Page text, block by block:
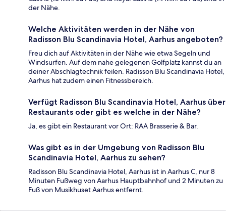
der Nähe.
Welche Aktivitäten werden in der Nähe von
Radisson Blu Scandinavia Hotel, Aarhus angeboten?
Freu dich auf Aktivitäten in der Nähe wie etwa Segeln und
Windsurfen. Auf dem nahe gelegenen Golfplatz kannst du an
deiner Abschlagtechnik feilen. Radisson Blu Scandinavia Hotel,
Aarhus hat zudem einen Fitnessbereich.
Verfügt Radisson Blu Scandinavia Hotel, Aarhus über
Restaurants oder gibt es welche in der Nähe?
Ja, es gibt ein Restaurant vor Ort: RAA Brasserie & Bar.
Was gibt es in der Umgebung von Radisson Blu
Scandinavia Hotel, Aarhus zu sehen?
Radisson Blu Scandinavia Hotel, Aarhus ist in Aarhus C, nur 8
Minuten Fußweg von Aarhus Hauptbahnhof und 2 Minuten zu
Fuß von Musikhuset Aarhus entfernt.